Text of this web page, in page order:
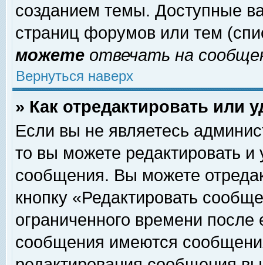
созданием темы. Доступные
страниц форумов или тем
можете отвечать на
Вернуться наверх
» Как отредактировать или
Если вы не являетесь
то вы можете редактировать и
сообщения. Вы можете
кнопку «Редактировать
ограниченного времени
сообщения имеются